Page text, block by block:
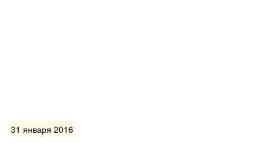
31 января 2016